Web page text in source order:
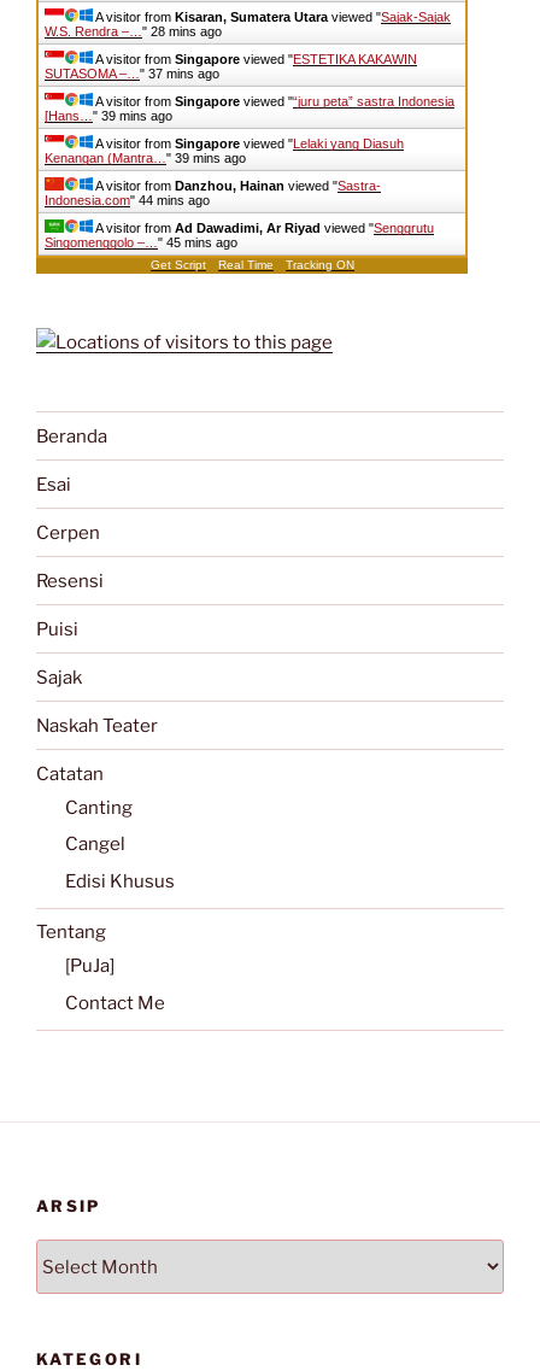
A visitor from Kisaran, Sumatera Utara viewed "Sajak-Sajak
W.S. Rendra –… " 28 mins ago
A visitor from Singapore viewed "ESTETIKA KAKAWIN
SUTASOMA –… " 37 mins ago
A visitor from Singapore viewed "“juru peta” sastra Indonesia
[Hans… " 39 mins ago
A visitor from Singapore viewed " Lelaki yang Diasuh
Kenangan (Mantra… " 39 mins ago
A visitor from Danzhou, Hainan viewed "Sastra-
Indonesia.com" 44 mins ago
A visitor from Ad Dawadimi, Ar Riyad viewed "Senggrutu
Singomenggolo –… " 45 mins ago
Get Script Real Time Tracking ON
Beranda
Esai
Cerpen
Resensi
Puisi
Sajak
Naskah Teater
Catatan
Canting
Cangel
Edisi Khusus
Tentang
[PuJa]
Contact Me
ARSIP
KATEGORI